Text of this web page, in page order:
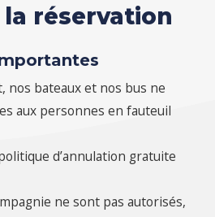
réservation
nos bateaux et nos bus ne
aux personnes en fauteuil
d’annulation gratuite
ne sont pas autorisés,